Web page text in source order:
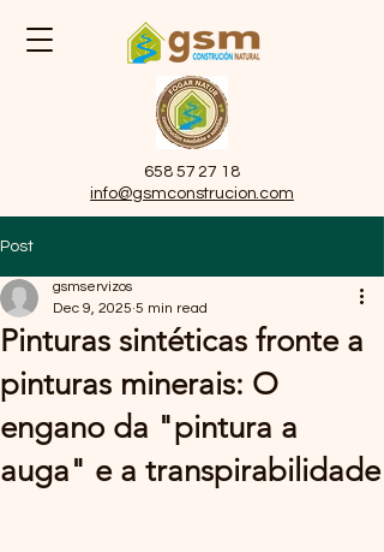
658 57 27 18
info@gsmconstrucion.com
Post
Pinturas sintéticas fronte a
pinturas minerais: O
engano da "pintura a
auga" e a transpirabilidade
gsmservizos
Dec 9, 2025 5 min read